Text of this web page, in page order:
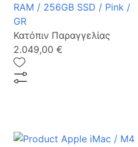
RAM / 256GB SSD / Pink /
GR
Κατόπιν Παραγγελίας
2.049,00 €